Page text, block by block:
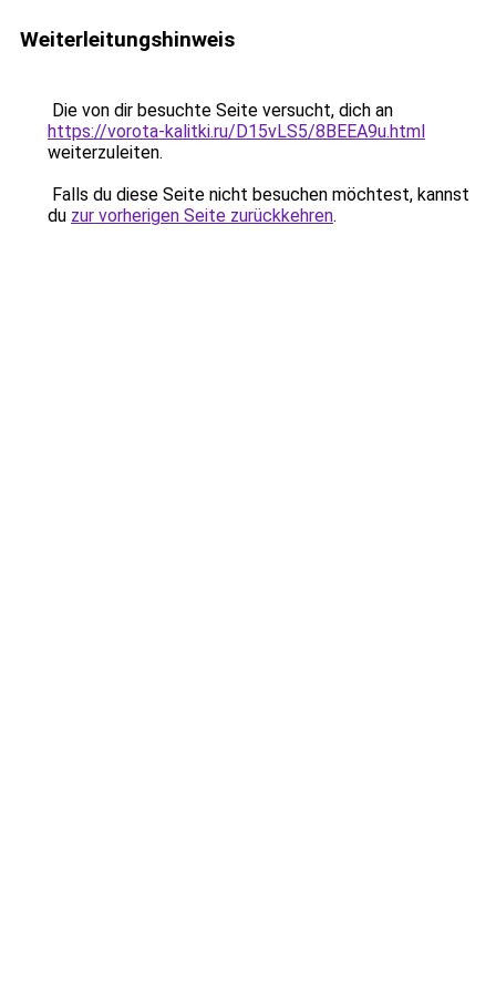
Weiterleitungshinweis
Die von dir besuchte Seite versucht, dich an
https://vorota-kalitki.ru/D15vLS5/8BEEA9u.html
weiterzuleiten.
Falls du diese Seite nicht besuchen möchtest, kannst
du zur vorherigen Seite zurückkehren.